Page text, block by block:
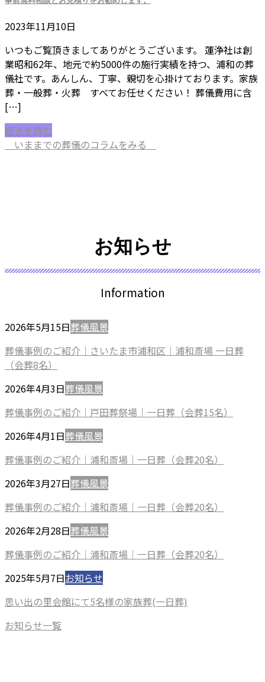
2023年11月10日
いつもご覧頂きましてありがとうございます。 蓮浄社は創
業昭和62年、地元で約5000件の施行実績を持つ、浦和の葬
儀社です。あんしん、丁寧、親切を心掛けております。家族
葬・一般葬・火葬 すべてお任せください！ 葬儀費用に含
[…]
続きを読む
いままでの葬儀のコラムをみる
お知らせ
Information
2026年5月15日葬儀風景
葬儀事例のご紹介｜さいたま市浦和区｜浦和斎場 一日葬
（会葬8名）
2026年4月3日葬儀風景
葬儀事例のご紹介｜戸田葬祭場｜一日葬（会葬15名）
2026年4月1日葬儀風景
葬儀事例のご紹介｜浦和斎場｜一日葬（会葬20名）
2026年3月27日葬儀風景
葬儀事例のご紹介｜浦和斎場｜一日葬（会葬20名）
2026年2月28日葬儀風景
葬儀事例のご紹介｜浦和斎場｜一日葬（会葬20名）
2025年5月7日お知らせ
思い出の里会館にて5名様の家族葬(一日葬)
お知らせ一覧